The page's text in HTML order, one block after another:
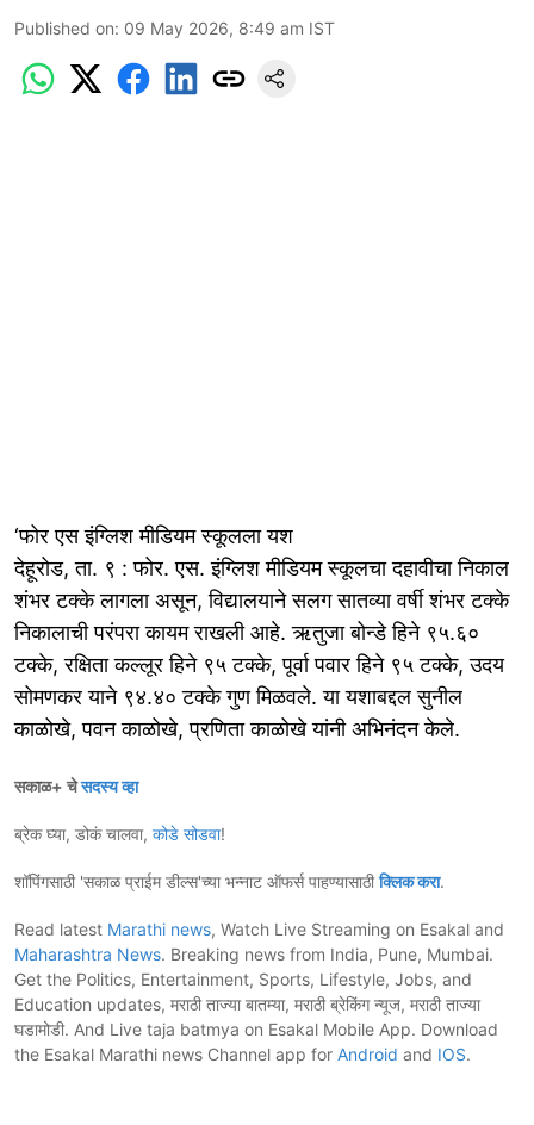
Published on: 09 May 2026, 8:49 am IST
‘फोर एस इंग्लिश मीडियम स्कूलला यश
देहूरोड, ता. ९ : फोर. एस. इंग्लिश मीडियम स्कूलचा दहावीचा निकाल
शंभर टक्के लागला असून, विद्यालयाने सलग सातव्या वर्षी शंभर टक्के
निकालाची परंपरा कायम राखली आहे. ऋतुजा बोन्डे हिने ९५.६०
टक्के, रक्षिता कल्लूर हिने ९५ टक्के, पूर्वा पवार हिने ९५ टक्के, उदय
सोमणकर याने ९४.४० टक्के गुण मिळवले. या यशाबद्दल सुनील
काळोखे, पवन काळोखे, प्रणिता काळोखे यांनी अभिनंदन केले.
सकाळ+ चेसदस्य व्हा
ब्रेक घ्या, डोकं चालवा, कोडे सोडवा!
शॉपिंगसाठी 'सकाळ प्राईम डील्स'च्या भन्नाट ऑफर्स पाहण्यासाठीक्लिक करा.
Read latest Marathi news, Watch Live Streaming on Esakal and
Maharashtra News. Breaking news from India, Pune, Mumbai.
Get the Politics, Entertainment, Sports, Lifestyle, Jobs, and
Education updates, मराठी ताज्या बातम्या, मराठी ब्रेकिंग न्यूज, मराठी ताज्या
घडामोडी. And Live taja batmya on Esakal Mobile App. Download
the Esakal Marathi news Channel app for Android and IOS.